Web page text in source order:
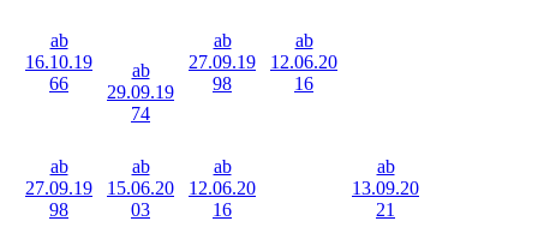
ab
16.10.19
66
ab
29.09.19
74
ab
27.09.19
98
ab
12.06.20
16
ab
27.09.19
98
ab
15.06.20
03
ab
12.06.20
16
ab
13.09.20
21